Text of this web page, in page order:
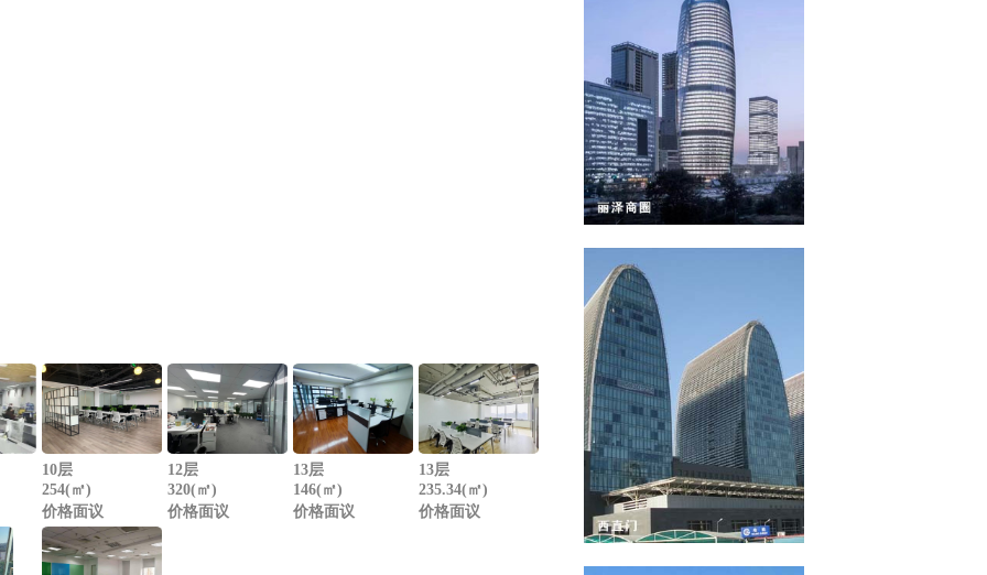
10层
254(㎡)
价格面议
12层
320(㎡)
价格面议
13层
146(㎡)
价格面议
13层
235.34(㎡)
价格面议